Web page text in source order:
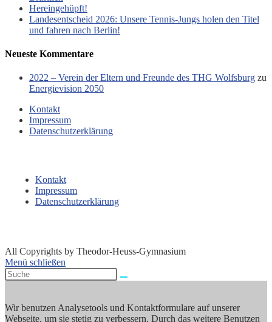
Hereingehüpft!
Landesentscheid 2026: Unsere Tennis‑Jungs holen den Titel
und fahren nach Berlin!
Neueste Kommentare
2022 – Verein der Eltern und Freunde des THG Wolfsburg zu
Energievision 2050
Kontakt
Impressum
Datenschutzerklärung
Kontakt
Impressum
Datenschutzerklärung
All Copyrights by Theodor-Heuss-Gymnasium
Menü schließen
Wir benutzen Analysetools und Kontaktformulare auf unserer
Webseite, um sie stetig zu verbessern. Durch das weitere Benutzen